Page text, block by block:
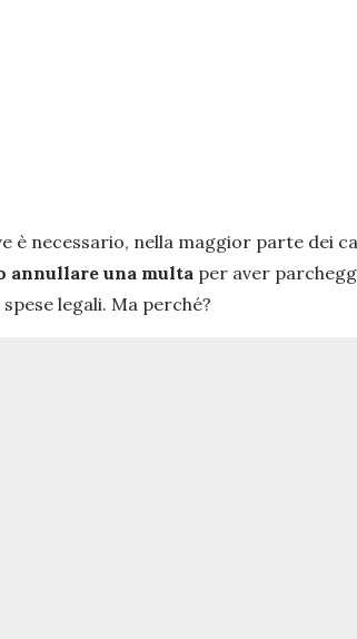
è necessario, nella maggior parte dei
annullare una multa per aver
legali. Ma perché?